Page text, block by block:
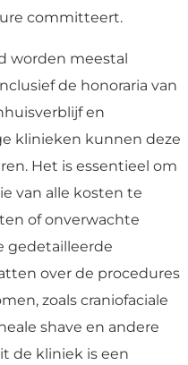
committeert.
worden meestal
de honoraria van
en
klinieken kunnen deze
Het is essentieel om
van alle kosten te
of onverwachte
gedetailleerde
over de procedures
zoals craniofaciale
shave en andere
de kliniek is een